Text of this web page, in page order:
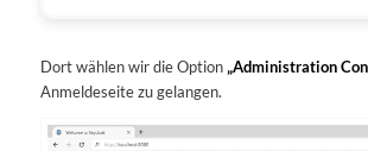
Dort wählen wir die Option „Administration
Anmeldeseite zu gelangen.